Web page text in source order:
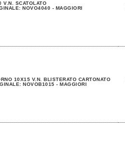
V.N. SCATOLATO
NOVO4040 - MAGGIORI
10X15 V.N. BLISTERATO CARTONATO
NOVOB1015 - MAGGIORI